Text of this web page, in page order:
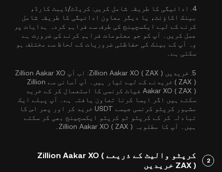
4. ادائیگی کا طریقہ شامل کریں: کریڈٹ/ڈیبٹ کارڈ،
بینک اکاؤنٹ، یا دیگر معاون ادائیگی کا طریقہ شامل
کرنے کے لیے ایکسچینج کی طرف سے فراہم کردہ ہدایات پر
عمل کریں۔ آپ کو جو معلومات فراہم کرنے کی ضرورت ہے
وہ آپ کے بینک کی حفاظتی ضروریات کے لحاظ سے مختلف ہو
سکتی ہے۔
5. خریدیں Zillion Aakar XO ( ZAX ):
اب آپ Zillion Aakar XO
( ZAX ) خریدنے کے لیے تیار ہیں۔ آپ آسانی سے Zillion
Aakar XO ( ZAX ) فیاٹ کرنسی کا استعمال کر کے خرید
سکتے ہیں اگر ایسا کرنا تعاون یافتہ ہے۔ آپ پہلے ایک
مشہور کرپٹو کرنسی جیسے USDT خرید کر اور پھر اس کا
تبادلہ کر کے کرپٹو ٹو کرپٹو ایکسچینج بھی کر سکتے
ہیں۔ آپ کا مطلوبہ Zillion Aakar XO ( ZAX )۔
2
کرپٹو والیٹ کے ذریعے Zillion Aakar XO (
ZAX ) خریدیں